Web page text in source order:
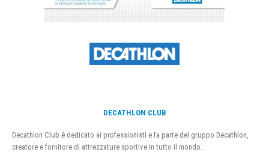
DECATHLON CLUB
Decathlon Club è dedicato ai professionisti e fa parte del gruppo Decathlon,
creatore e fornitore di attrezzature sportive in tutto il mondo.